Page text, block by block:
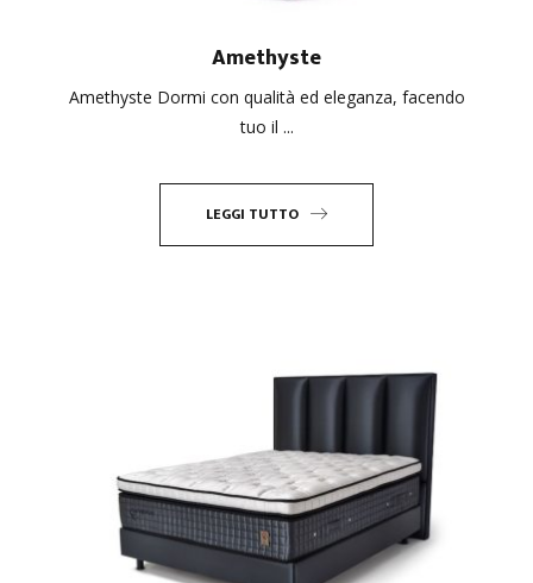
Amethyste
Amethyste Dormi con qualità ed eleganza, facendo
tuo il ...
LEGGI TUTTO